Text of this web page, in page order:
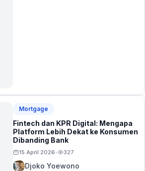
Mortgage
Fintech dan KPR Digital: Mengapa
Platform Lebih Dekat ke Konsumen
Dibanding Bank
15 April 2026• 327
Djoko Yoewono